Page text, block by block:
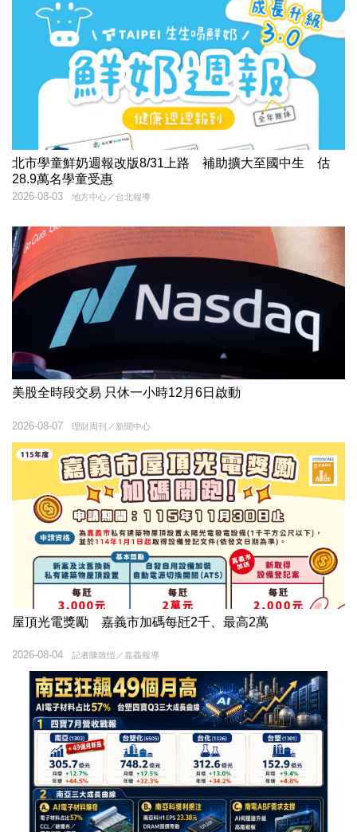
北市學童鮮奶週報改版8/31上路 補助擴大至國中生 估
28.9萬名學童受惠
地方中心／台北報導
2026-08-03
美股全時段交易 只休一小時12月6日啟動
理財周刊／新聞中心
2026-08-07
屋頂光電獎勵 嘉義市加碼每瓩2千、最高2萬
記者陳致愷／嘉義報導
2026-08-04